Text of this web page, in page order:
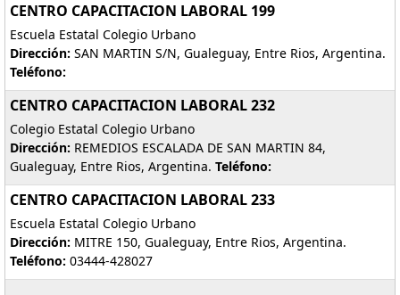
CENTRO CAPACITACION LABORAL 199
Escuela Estatal Colegio Urbano
Dirección: SAN MARTIN S/N, Gualeguay, Entre Rios, Argentina.
Teléfono:
CENTRO CAPACITACION LABORAL 232
Colegio Estatal Colegio Urbano
Dirección: REMEDIOS ESCALADA DE SAN MARTIN 84,
Gualeguay, Entre Rios, Argentina. Teléfono:
CENTRO CAPACITACION LABORAL 233
Escuela Estatal Colegio Urbano
Dirección: MITRE 150, Gualeguay, Entre Rios, Argentina.
Teléfono: 03444-428027